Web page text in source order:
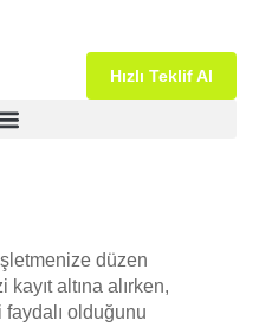
Hızlı Teklif Al
düzen
altına alırken,
olduğunu